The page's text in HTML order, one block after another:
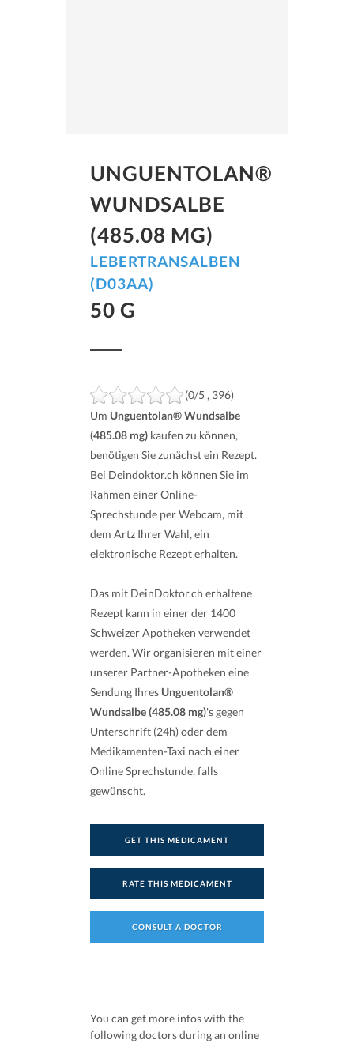
UNGUENTOLAN®
WUNDSALBE
(485.08 MG)
LEBERTRANSALBEN
(D03AA)
50 G
(0/5 , 396)
Um Unguentolan® Wundsalbe
(485.08 mg) kaufen zu können,
benötigen Sie zunächst ein Rezept.
Bei Deindoktor.ch können Sie im
Rahmen einer Online-
Sprechstunde per Webcam, mit
dem Artz Ihrer Wahl, ein
elektronische Rezept erhalten.
Das mit DeinDoktor.ch erhaltene
Rezept kann in einer der 1400
Schweizer Apotheken verwendet
werden. Wir organisieren mit einer
unserer Partner-Apotheken eine
Sendung Ihres Unguentolan®
Wundsalbe (485.08 mg)'s gegen
Unterschrift (24h) oder dem
Medikamenten-Taxi nach einer
Online Sprechstunde, falls
gewünscht.
GET THIS MEDICAMENT
RATE THIS MEDICAMENT
CONSULT A DOCTOR
You can get more infos with the
following doctors during an online